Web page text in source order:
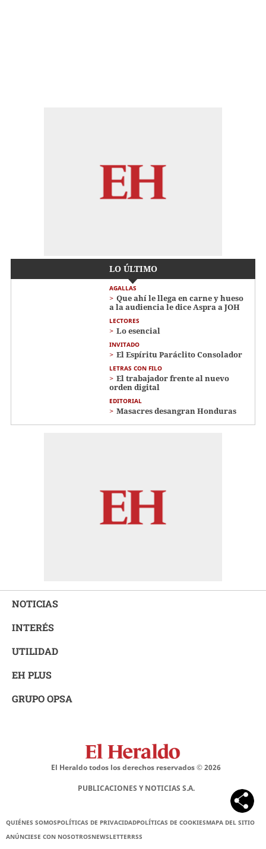
LO ÚLTIMO
AGALLAS
Que ahí le llega en carne y hueso
a la audiencia le dice Aspra a JOH
LECTORES
Lo esencial
INVITADO
El Espíritu Paráclito Consolador
LETRAS CON FILO
El trabajador frente al nuevo
orden digital
EDITORIAL
Masacres desangran Honduras
NOTICIAS
INTERÉS
UTILIDAD
EH PLUS
GRUPO OPSA
El Heraldo todos los derechos reservados ©2026
PUBLICACIONES Y NOTICIAS S.A.
QUIÉNES SOMOSPOLÍTICAS DE PRIVACIDADPOLÍTICAS DE COOKIESMAPA DEL SITIO
ANÚNCIESE CON NOSOTROSNEWSLETTERRSS